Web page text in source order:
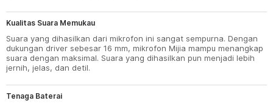
Kualitas Suara Memukau
Suara yang dihasilkan dari mikrofon ini sangat sempurna. Dengan
dukungan driver sebesar 16 mm, mikrofon Mijia mampu menangkap
suara dengan maksimal. Suara yang dihasilkan pun menjadi lebih
jernih, jelas, dan detil.
Tenaga Baterai